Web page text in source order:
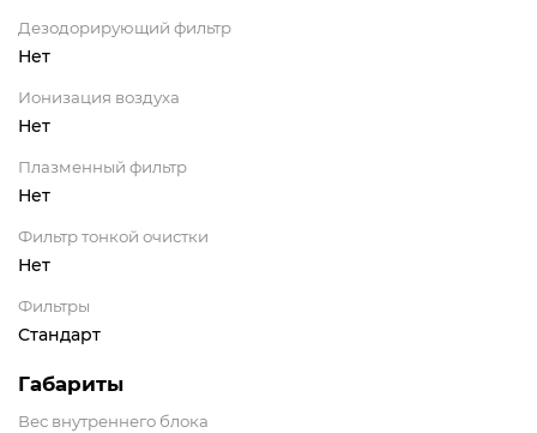
Дезодорирующий фильтр
Нет
Ионизация воздуха
Нет
Плазменный фильтр
Нет
Фильтр тонкой очистки
Нет
Фильтры
Стандарт
Габариты
Вес внутреннего блока